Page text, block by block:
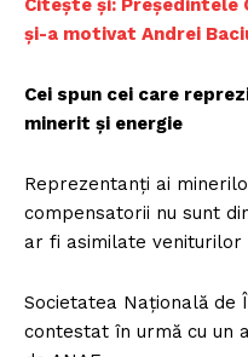
Citește și: Președintele
și-a motivat Andrei
Cei spun cei care
minerit și energie
Reprezentanți ai
compensatorii nu sunt
ar fi asimilate veniturilor
Societatea Națională de
contestat în urmă cu un